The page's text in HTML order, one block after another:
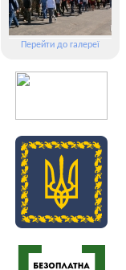
Перейти до галереї